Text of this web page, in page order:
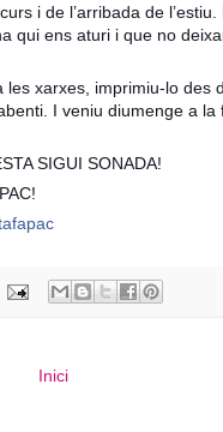
i de l’arribada de
qui ens aturi i que no
xarxes, imprimiu-lo des
I veniu diumenge a la
SIGUI SONADA!
Inici